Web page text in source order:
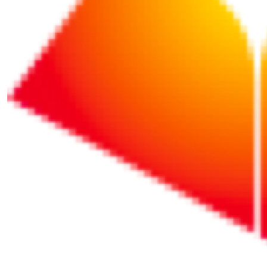
【開催終了】2025年11
月5日開催！きらやか銀
行×GSX サイバーセキュ
リティセミナーのご案内
山形県が経験豊富な副業
プロ人材とのマッチング
退職する社員が備品を返
さない……賃金や退職金
から控除してもいい？